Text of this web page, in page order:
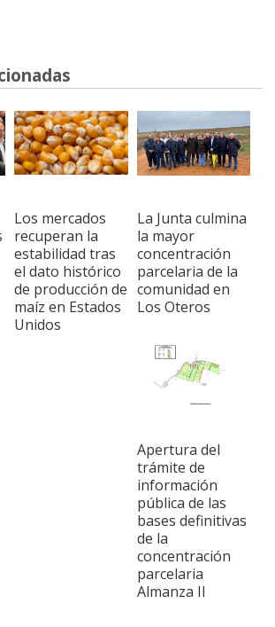
Los mercados
recuperan la
estabilidad tras
el dato histórico
de producción de
maíz en Estados
Unidos
La Junta culmina
la mayor
concentración
parcelaria de la
comunidad en
Los Oteros
Apertura del
trámite de
información
pública de las
bases definitivas
de la
concentración
parcelaria
Almanza II